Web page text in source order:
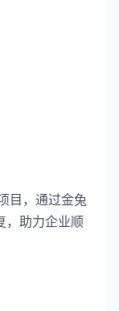
目，通过金兔
，助力企业顺